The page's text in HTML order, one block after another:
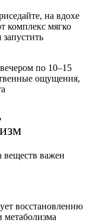
на вдохе
комплекс мягко
по 10–15
ощущения,
веществ важен
восстановлению
метаболизма